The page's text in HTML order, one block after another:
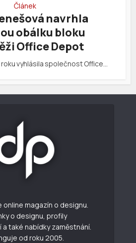
Článek
navrhla
obálku bloku
Office Depot
vyhlásila společnost Office…
online magazín o designu.
o designu, profily
také nabídky zaměstnání.
od roku 2005.